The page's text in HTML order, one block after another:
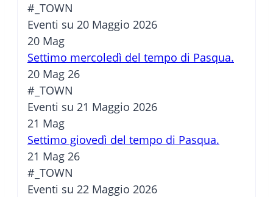
#_TOWN
Eventi su 20 Maggio 2026
20 Mag
Settimo mercoledì del tempo di Pasqua.
20 Mag 26
#_TOWN
Eventi su 21 Maggio 2026
21 Mag
Settimo giovedì del tempo di Pasqua.
21 Mag 26
#_TOWN
Eventi su 22 Maggio 2026